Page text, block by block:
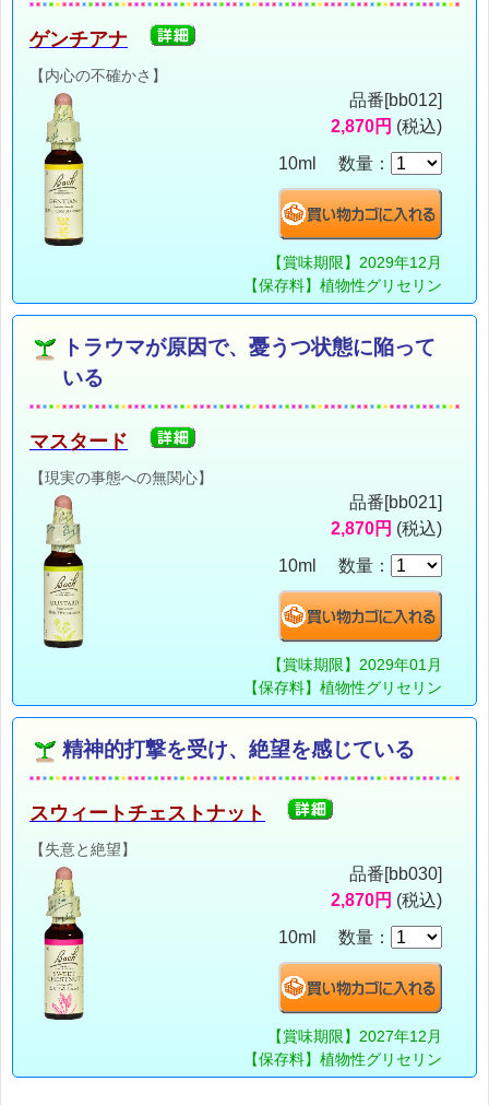
ゲンチアナ
【内心の不確かさ】
品番[bb012]
2,870円 (税込)
10ml 数量：
【賞味期限】2029年12月
【保存料】植物性グリセリン
トラウマが原因で、憂うつ状態に陥って
いる
マスタード
【現実の事態への無関心】
品番[bb021]
2,870円 (税込)
10ml 数量：
【賞味期限】2029年01月
【保存料】植物性グリセリン
精神的打撃を受け、絶望を感じている
スウィートチェストナット
【失意と絶望】
品番[bb030]
2,870円 (税込)
10ml 数量：
【賞味期限】2027年12月
【保存料】植物性グリセリン